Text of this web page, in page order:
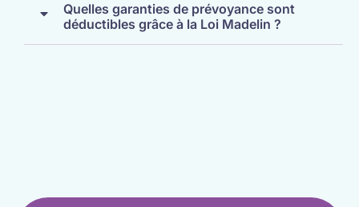
Quelles garanties de prévoyance sont
déductibles grâce à la Loi Madelin ?